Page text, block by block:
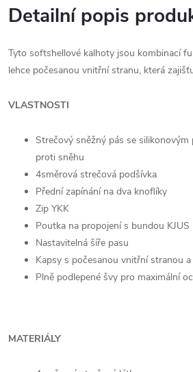
Detailní popis
Tyto softshellové kalhoty jsou kombinací
lehce počesanou vnitřní stranu, která
VLASTNOSTI
Strečový sněžný pás se
proti sněhu
4směrová strečová podšívka
Přední zapínání na dva knoflíky
Zip YKK
Poutka na propojení s bundou KJUS
Nastavitelná šíře pasu
Kapsy s počesanou vnitřní stranou a
Plně podlepené švy pro maximální
MATERIÁLY